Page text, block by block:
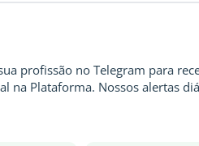
profissão no Telegram para
na Plataforma. Nossos alertas